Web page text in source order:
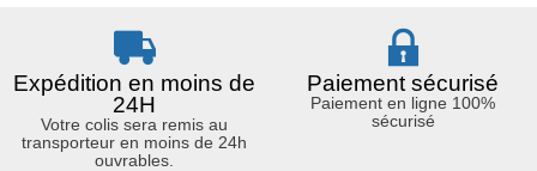
Expédition en moins de
24H
Votre colis sera remis au
transporteur en moins de 24h
ouvrables.
Paiement sécurisé
Paiement en ligne 100%
sécurisé